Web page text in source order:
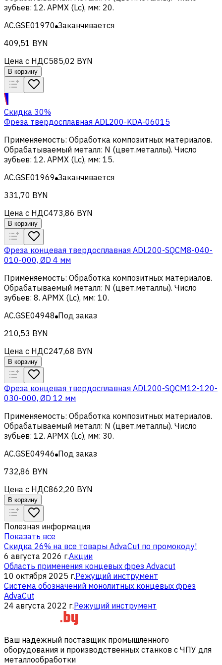
зубьев: 12. APMX (Lc), мм: 20.
AC.GSE01970 Заканчивается
409,51 BYN
Цена с НДС585,02 BYN
В корзину
Скидка 30%
Фреза твердосплавная ADL200-KDA-06015
Применяемость: Обработка композитных материалов.
Обрабатываемый металл: N (цвет.металлы). Число
зубьев: 12. APMX (Lc), мм: 15.
AC.GSE01969 Заканчивается
331,70 BYN
Цена с НДС473,86 BYN
В корзину
Фреза концевая твердосплавная ADL200-SQCM8-040-
010-000, ØD 4 мм
Применяемость: Обработка композитных материалов.
Обрабатываемый металл: N (цвет.металлы). Число
зубьев: 8. APMX (Lc), мм: 10.
AC.GSE04948 Под заказ
210,53 BYN
Цена с НДС247,68 BYN
В корзину
Фреза концевая твердосплавная ADL200-SQCM12-120-
030-000, ØD 12 мм
Применяемость: Обработка композитных материалов.
Обрабатываемый металл: N (цвет.металлы). Число
зубьев: 12. APMX (Lc), мм: 30.
AC.GSE04946 Под заказ
732,86 BYN
Цена с НДС862,20 BYN
В корзину
Полезная информация
Показать все
Скидка 26% на все товары AdvaCut по промокоду!
6 августа 2026 г.Акции
Область применения концевых фрез Advacut
10 октября 2025 г.Режущий инструмент
Система обозначений монолитных концевых фрез
AdvaCut
24 августа 2022 г.Режущий инструмент
Ваш надежный поставщик промышленного
оборудования и производственных станков с ЧПУ для
металлообработки